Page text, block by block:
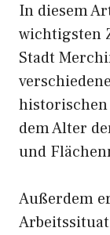
In diesem
wichtigsten
Stadt
dem Alter
und
Außerdem